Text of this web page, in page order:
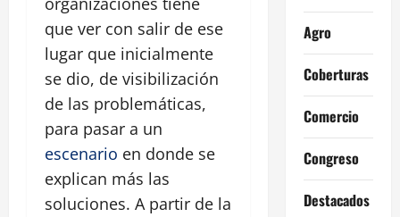
que ver con salir de ese
lugar que inicialmente
se dio, de visibilización
de las problemáticas,
para pasar a un
escenario en donde se
explican más las
soluciones. A partir de la
Agro
Coberturas
Comercio
Congreso
Destacados